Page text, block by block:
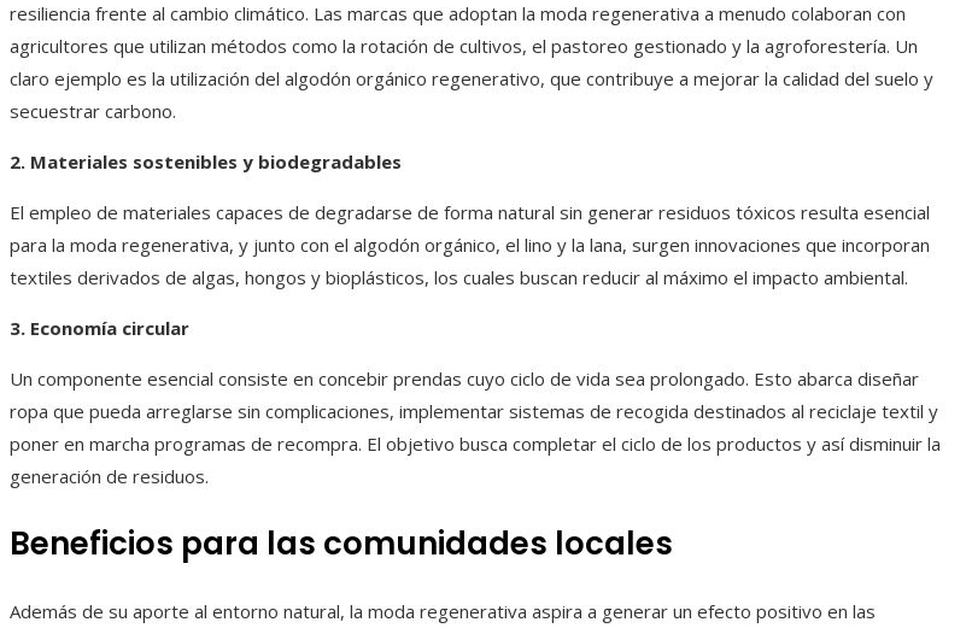
resiliencia frente al cambio climático. Las marcas que adoptan la moda regenerativa a menudo colaboran con
agricultores que utilizan métodos como la rotación de cultivos, el pastoreo gestionado y la agroforestería. Un
claro ejemplo es la utilización del algodón orgánico regenerativo, que contribuye a mejorar la calidad del suelo y
secuestrar carbono.
2. Materiales sostenibles y biodegradables
El empleo de materiales capaces de degradarse de forma natural sin generar residuos tóxicos resulta esencial
para la moda regenerativa, y junto con el algodón orgánico, el lino y la lana, surgen innovaciones que incorporan
textiles derivados de algas, hongos y bioplásticos, los cuales buscan reducir al máximo el impacto ambiental.
3. Economía circular
Un componente esencial consiste en concebir prendas cuyo ciclo de vida sea prolongado. Esto abarca diseñar
ropa que pueda arreglarse sin complicaciones, implementar sistemas de recogida destinados al reciclaje textil y
poner en marcha programas de recompra. El objetivo busca completar el ciclo de los productos y así disminuir la
generación de residuos.
Beneficios para las comunidades locales
Además de su aporte al entorno natural, la moda regenerativa aspira a generar un efecto positivo en las